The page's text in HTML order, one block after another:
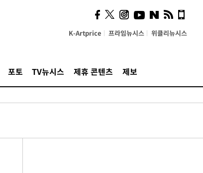
K-Artprice 프라임뉴시스 위클리뉴시스
포토 TV뉴시스 제휴 콘텐츠 제보